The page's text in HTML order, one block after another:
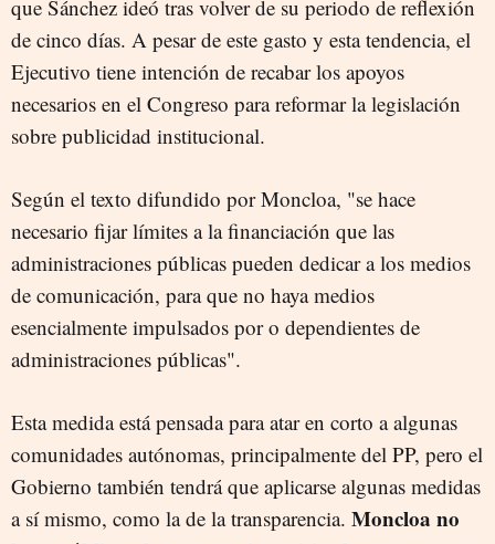
que Sánchez ideó tras volver de su periodo de reflexión
de cinco días. A pesar de este gasto y esta tendencia, el
Ejecutivo tiene intención de recabar los apoyos
necesarios en el Congreso para reformar la legislación
sobre publicidad institucional.
Según el texto difundido por Moncloa, "se hace
necesario fijar límites a la financiación que las
administraciones públicas pueden dedicar a los medios
de comunicación, para que no haya medios
esencialmente impulsados por o dependientes de
administraciones públicas".
Esta medida está pensada para atar en corto a algunas
comunidades autónomas, principalmente del PP, pero el
Gobierno también tendrá que aplicarse algunas medidas
a sí mismo, como la de la transparencia. Moncloa no